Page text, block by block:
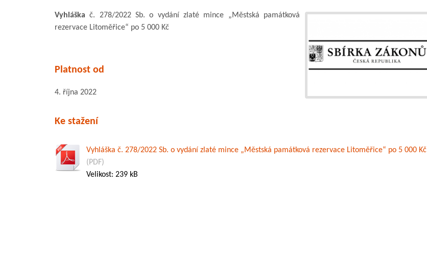
Vyhláška č. 278/2022 Sb. o vydání zlaté mince „Městská památková
rezervace Litoměřice“ po 5 000 Kč
Platnost od
4. října 2022
Ke stažení
Vyhláška č. 278/2022 Sb. o vydání zlaté mince „Městská památková rezervace Litoměřice“ po 5 000 Kč
(PDF)
Velikost: 239 kB